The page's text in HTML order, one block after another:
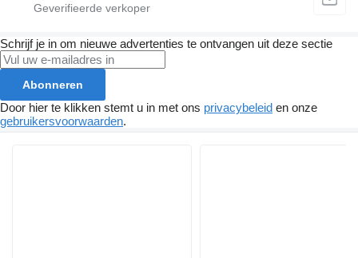
Schrijf je in om nieuwe advertenties te ontvangen uit deze sectie
Abonneren
Door hier te klikken stemt u in met ons privacybeleid en onze
gebruikersvoorwaarden.